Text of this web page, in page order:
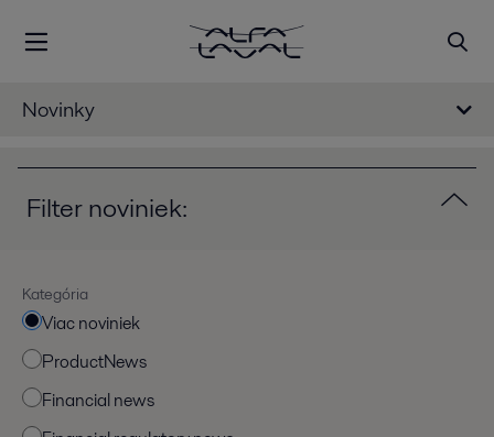
Novinky
Filter noviniek:
Kategória
Viac noviniek
ProductNews
Financial news